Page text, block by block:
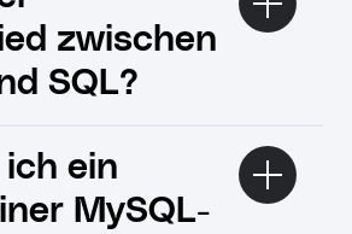
zwischen
SQL?
ein
MySQL-